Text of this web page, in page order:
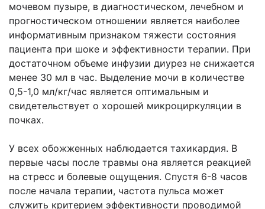
мочевом пузыре, в диагностическом, лечебном и
прогностическом отношении является наиболее
информативным признаком тяжести состояния
пациента при шоке и эффективности терапии. При
достаточном объеме инфузии диурез не снижается
менее 30 мл в час. Выделение мочи в количестве
0,5-1,0 мл/кг/час является оптимальным и
свидетельствует о хорошей микроциркуляции в
почках.
У всех обожженных наблюдается тахикардия. В
первые часы после травмы она является реакцией
на стресс и болевые ощущения. Спустя 6-8 часов
после начала терапии, частота пульса может
служить критерием эффективности проводимой